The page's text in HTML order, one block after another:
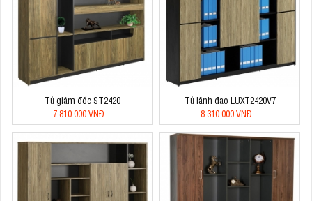
Tủ giám đốc ST2420
7.810.000 VNĐ
Tủ lãnh đạo LUXT2420V7
8.310.000 VNĐ